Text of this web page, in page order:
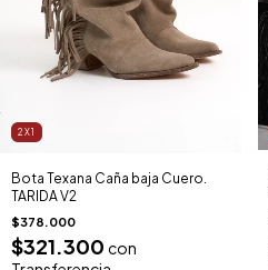
2X1
Bota Texana Caña baja Cuero.
TARIDA V2
$378.000
$321.300 con